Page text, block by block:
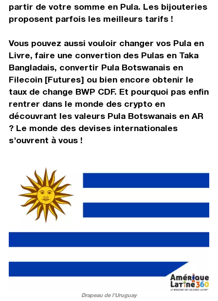
partir de votre somme en Pula. Les bijouteries
proposent parfois les meilleurs tarifs !
Vous pouvez aussi vouloir changer vos Pula en
Livre, faire une convertion des Pulas en Taka
Bangladais, convertir Pula Botswanais en
Filecoin [Futures] ou bien encore obtenir le
taux de change BWP CDF. Et pourquoi pas enfin
rentrer dans le monde des crypto en
découvrant les valeurs Pula Botswanais en AR
? Le monde des devises internationales
s'ouvrent à vous !
Drapeau de l'Uruguay